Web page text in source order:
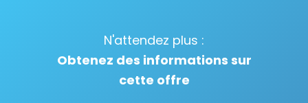
N'attendez plus :
Obtenez des informations sur
cette offre